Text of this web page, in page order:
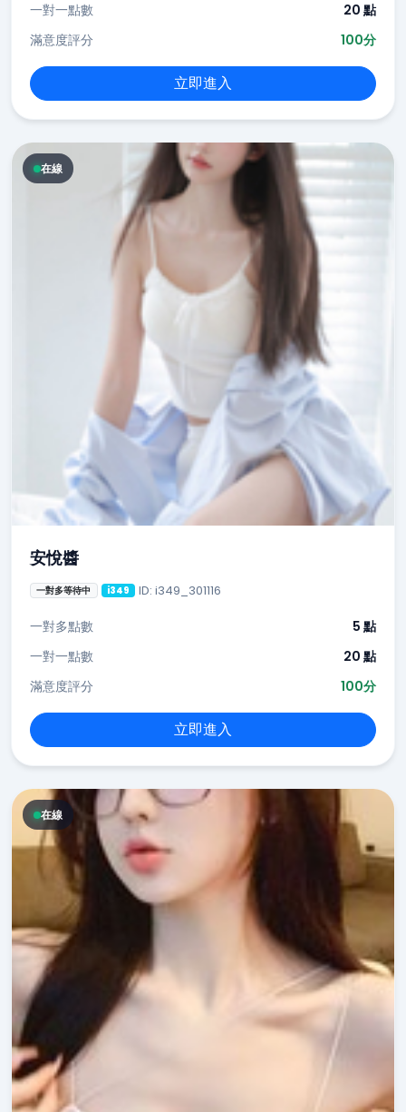
一對一點數
20 點
滿意度評分
100分
立即進入
在線
安悅醬
一對多等待中 i349 ID: i349_301116
一對多點數
5 點
一對一點數
20 點
滿意度評分
100分
立即進入
在線